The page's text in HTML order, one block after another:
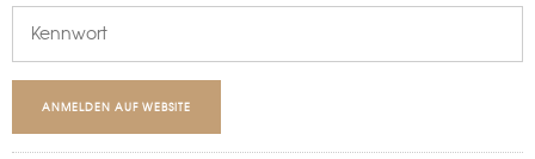
ANMELDEN AUF WEBSITE